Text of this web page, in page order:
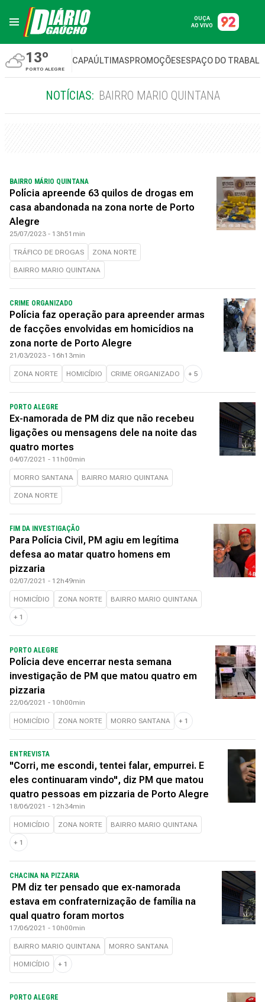
OUÇA
AO VIVO
13º
PORTO ALEGRE
CAPAÚLTIMASPROMOÇÕESESPAÇO DO
NOTÍCIAS: BAIRRO MARIO QUINTANA
BAIRRO MÁRIO QUINTANA
Polícia apreende 63 quilos de drogas em
casa abandonada na zona norte de Porto
Alegre
25/07/2023 - 13h51min
TRÁFICO DE DROGAS ZONA NORTE
BAIRRO MARIO QUINTANA
CRIME ORGANIZADO
Polícia faz operação para apreender armas
de facções envolvidas em homicídios na
zona norte de Porto Alegre
21/03/2023 - 16h13min
ZONA NORTE HOMICÍDIO CRIME ORGANIZADO + 5
PORTO ALEGRE
Ex-namorada de PM diz que não recebeu
ligações ou mensagens dele na noite das
quatro mortes
04/07/2021 - 11h00min
MORRO SANTANA BAIRRO MARIO QUINTANA
ZONA NORTE
FIM DA INVESTIGAÇÃO
Para Polícia Civil, PM agiu em legítima
defesa ao matar quatro homens em
pizzaria
02/07/2021 - 12h49min
HOMICÍDIO ZONA NORTE BAIRRO MARIO QUINTANA
+ 1
PORTO ALEGRE
Polícia deve encerrar nesta semana
investigação de PM que matou quatro em
pizzaria
22/06/2021 - 10h00min
HOMICÍDIO ZONA NORTE MORRO SANTANA + 1
ENTREVISTA
"Corri, me escondi, tentei falar, empurrei. E
eles continuaram vindo", diz PM que matou
quatro pessoas em pizzaria de Porto Alegre
18/06/2021 - 12h34min
HOMICÍDIO ZONA NORTE BAIRRO MARIO QUINTANA
+ 1
CHACINA NA PIZZARIA
PM diz ter pensado que ex-namorada
estava em confraternização de família na
qual quatro foram mortos
17/06/2021 - 10h00min
BAIRRO MARIO QUINTANA MORRO SANTANA
HOMICÍDIO + 1
PORTO ALEGRE